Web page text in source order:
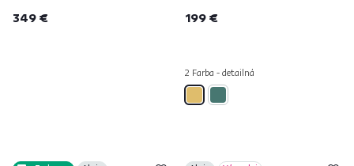
349 € 199 €
2 Farba - detailná